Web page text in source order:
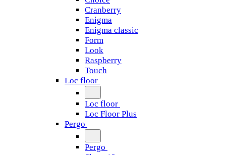
Cranberry
Enigma
Enigma classic
Form
Look
Raspberry
Touch
Loc floor
Loc floor
Loc Floor Plus
Pergo
Pergo